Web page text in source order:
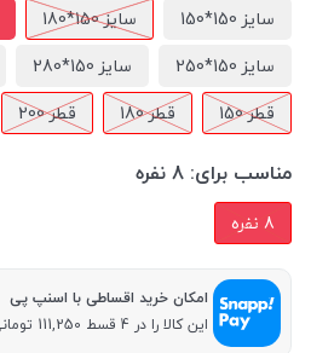
سایز 150*150 سایز 150*180
سایز 150*250
سایز 150*280
قطر 150
قطر 180 قطر 200
مناسب برای: 8 نفره
8 نفره
امکان خرید اقساطی با اسنپ پی
این کالا را در 4 قسط 111,250 تومانی بخرید